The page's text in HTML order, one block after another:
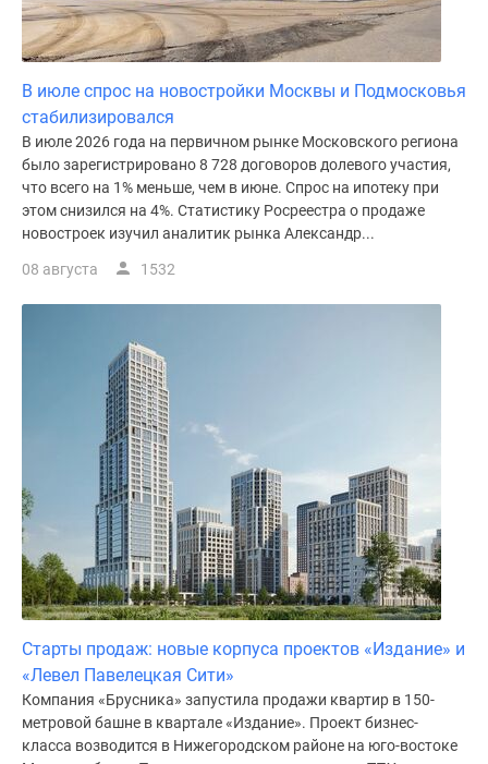
В июле спрос на новостройки Москвы и Подмосковья
стабилизировался
В июле 2026 года на первичном рынке Московского региона
было зарегистрировано 8 728 договоров долевого участия,
что всего на 1% меньше, чем в июне. Спрос на ипотеку при
этом снизился на 4%. Статистику Росреестра о продаже
новостроек изучил аналитик рынка Александр...
08 августа 1532
Старты продаж: новые корпуса проектов «Издание» и
«Левел Павелецкая Сити»
Компания «Брусника» запустила продажи квартир в 150-
метровой башне в квартале «Издание». Проект бизнес-
класса возводится в Нижегородском районе на юго-востоке